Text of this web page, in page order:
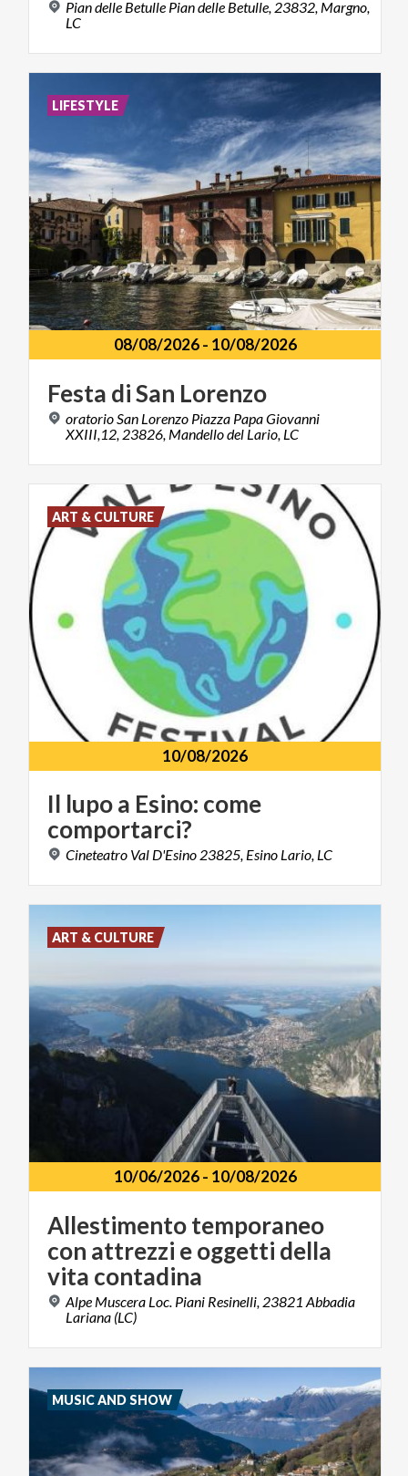
Pian delle Betulle Pian delle Betulle, 23832, Margno,
LC
08/08/2026- 10/08/2026
Festa diSan Lorenzo
oratorio San Lorenzo Piazza Papa Giovanni
XXIII,12, 23826, Mandello del Lario, LC
LIFESTYLE
10/08/2026
Il lupoa Esino: come
comportarci?
Cineteatro Val D'Esino 23825, Esino Lario, LC
ART & CULTURE
10/06/2026- 10/08/2026
Allestimento temporaneo
con attrezzi e oggetti della
vita contadina
Alpe Muscera Loc. Piani Resinelli, 23821 Abbadia
Lariana (LC)
ART & CULTURE
MUSIC AND SHOW